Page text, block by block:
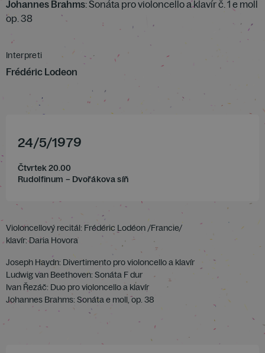
Johannes Brahms: Sonáta pro violoncello a klavír č. 1 e moll
op. 38
Interpreti
Frédéric Lodeon
24/5/1979
Čtvrtek 20.00
Rudolfinum – Dvořákova síň
Violoncellový recitál: Frédéric Lodéon /Francie/
klavír: Daria Hovora
Joseph Haydn: Divertimento pro violoncello a klavír
Ludwig van Beethoven: Sonáta F dur
Ivan Řezáč: Duo pro violoncello a klavír
Johannes Brahms: Sonáta e moll, op. 38